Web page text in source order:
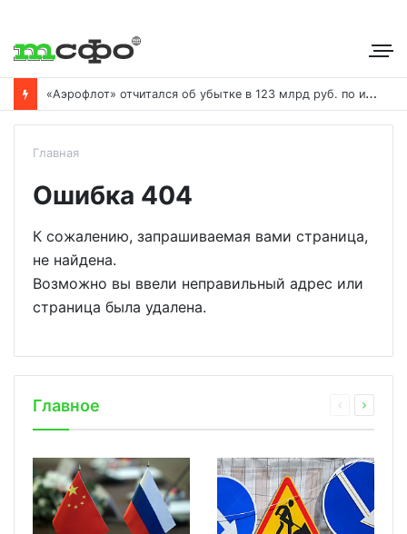
«
Аэрофлот» отчитался об убытке в 123 млрд руб. по итогам года пандемии
Главная
Ошибка 404
К сожалению, запрашиваемая вами страница,
не найдена.
Возможно вы ввели неправильный адрес или
страница была удалена.
Главное